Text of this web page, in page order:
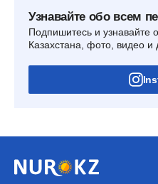
Узнавайте обо всем
Подпишитесь и узнавайте
Казахстана, фото, видео и